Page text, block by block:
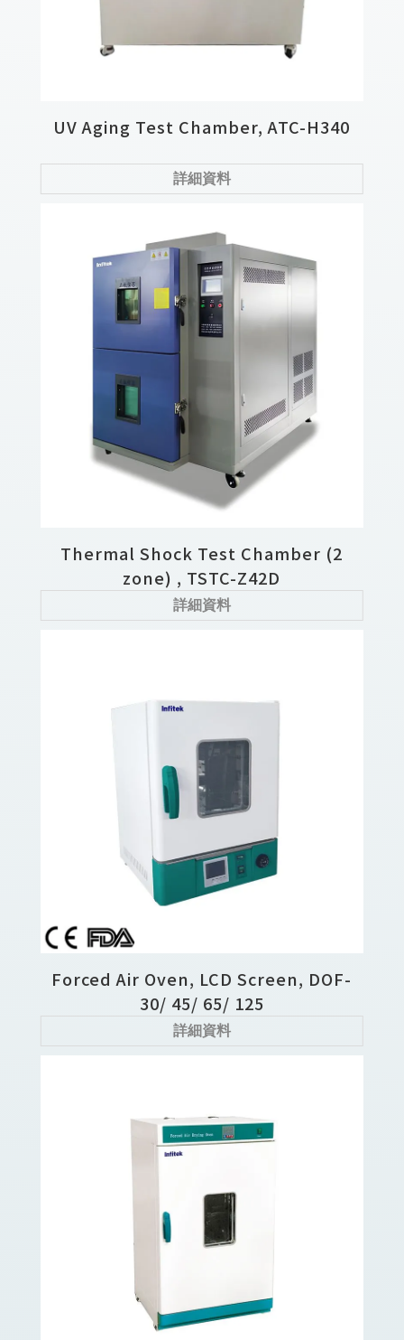
UV Aging Test Chamber, ATC-H340
詳細資料
Thermal Shock Test Chamber (2
zone) , TSTC-Z42D
詳細資料
Forced Air Oven, LCD Screen, DOF-
30/ 45/ 65/ 125
詳細資料